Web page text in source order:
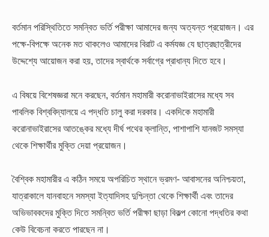
বর্তমান পরিস্থিতিতে সমন্বিত ভর্তি পরীক্ষা আমাদের জন্য অত্যন্ত প্রয়োজন। এর
পক্ষে-বিপক্ষে অনেক মত থাকলেও আমাদের বিরাট এ কর্মযজ্ঞ যে ছাত্রছাত্রীদের
উদ্দেশ্যে আয়োজন করা হয়, তাদের স্বার্থকে সর্বাগ্রে প্রাধান্য দিতে হবে।
এ বিষয়ে বিশেষজ্ঞরা মনে করছেন, বর্তমান মহামারী করোনাভাইরাসের মধ্যে সব
পাবলিক বিশ্ববিদ্যালয়ে এ পদ্ধতি চালু করা দরকার। একদিকে মহামারী
করোনাভাইরাসের আতঙ্কের মধ্যে দীর্ঘ পথের ক্লান্তি, পাশাপাশি যানজট সমস্যা
থেকে শিক্ষার্থীর মুক্তি দেয়া প্রয়োজন।
বৈশ্বিক মহামারীর এ কঠিন সময়ে অপরিচিত স্থানে ভ্রমণ- আবাসনের অনিশ্চয়তা,
যাত্রাকালে যানবাহনে সমস্যা ইত্যাদিসহ দুশ্চিন্তা থেকে শিক্ষার্থী এবং তাদের
অভিভাবকদের মুক্তি দিতে সমন্বিত ভর্তি পরীক্ষা ছাড়া বিকল্প কোনো পদ্ধতির কথা
কেউ বিবেচনা করতে পারছেন না।